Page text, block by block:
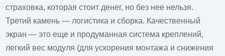
страховка, которая стоит денег, но без нее нельзя.
Третий камень — логистика и сборка. Качественный
экран — это еще и продуманная система креплений,
легкий вес модуля (для ускорения монтажа и снижения